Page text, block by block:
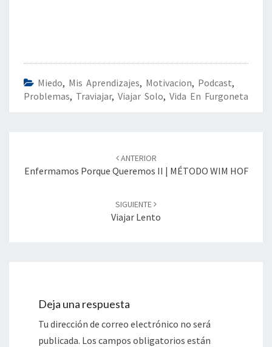
Miedo, Mis Aprendizajes, Motivacion, Podcast,
Problemas, Traviajar, Viajar Solo, Vida En Furgoneta
entradas
ANTERIOR
Enfermamos Porque Queremos II | MÉTODO WIM HOF
SIGUIENTE
Viajar Lento
Deja una respuesta
Tu dirección de correo electrónico no será
publicada. Los campos obligatorios están